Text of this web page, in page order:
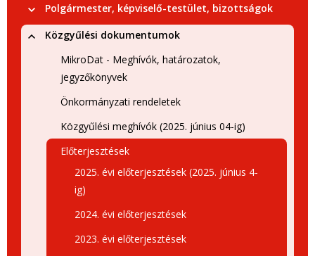
Polgármester, képviselő-testület, bizottságok
Közgyűlési dokumentumok
MikroDat - Meghívók, határozatok,
jegyzőkönyvek
Önkormányzati rendeletek
Közgyűlési meghívók (2025. június 04-ig)
Előterjesztések
2025. évi előterjesztések (2025. június 4-
ig)
2024. évi előterjesztések
2023. évi előterjesztések